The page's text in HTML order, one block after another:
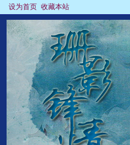
设为首页 收藏本站